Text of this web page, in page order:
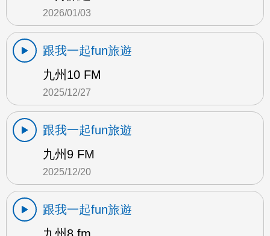
2026/01/03
跟我一起fun旅遊
九州10 FM
2025/12/27
跟我一起fun旅遊
九州9 FM
2025/12/20
跟我一起fun旅遊